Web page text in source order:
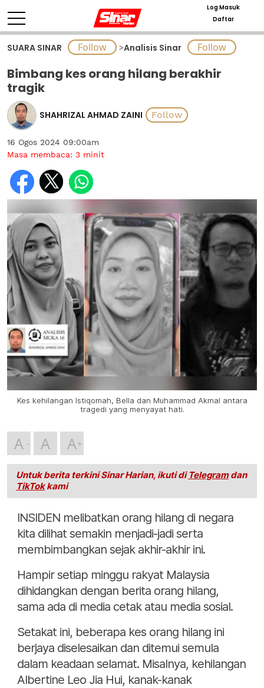
Log Masuk
Daftar
SUARA SINAR >Analisis Sinar
Bimbang kes orang hilang berakhir
tragik
SHAHRIZAL AHMAD ZAINI
16 Ogos 2024 09:00am
Masa membaca: 3 minit
Kes kehilangan Istiqomah, Bella dan Muhammad Akmal antara
tragedi yang menyayat hati.
A A A
Untuk berita terkini Sinar Harian, ikuti di Telegramdan
TikTokkami
INSIDEN melibatkan orang hilang di negara
kita dilihat semakin menjadi-jadi serta
membimbangkan sejak akhir-akhir ini.
Hampir setiap minggu rakyat Malaysia
dihidangkan dengan berita orang hilang,
sama ada di media cetak atau media sosial.
Setakat ini, beberapa kes orang hilang ini
berjaya diselesaikan dan ditemui semula
dalam keadaan selamat. Misalnya, kehilangan
Albertine Leo Jia Hui, kanak-kanak